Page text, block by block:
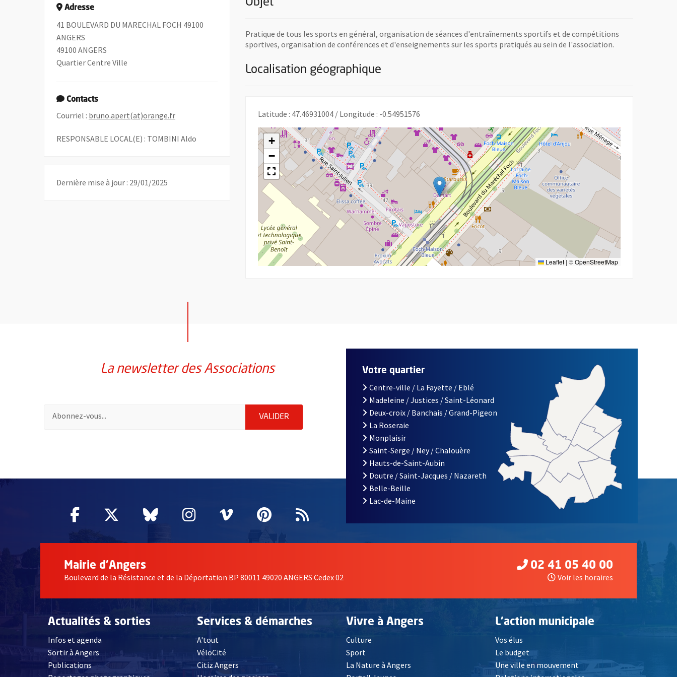
Objet
Pratique de tous les sports en général, organisation de séances d'entraînements sportifs et de compétitions
sportives, organisation de conférences et d'enseignements sur les sports pratiqués au sein de l'association.
Localisation géographique
Latitude : 47.46931004 / Longitude : -0.54951576
+
−
Leaflet | ©OpenStreetMap
Adresse
41 BOULEVARD DU MARECHAL FOCH 49100
ANGERS
49100 ANGERS
Quartier Centre Ville
Contacts
Courriel : bruno.apert(at)orange.fr, Ouvre une nouvelle fenêtre
RESPONSABLE LOCAL(E) : TOMBINI Aldo
Dernière mise à jour : 29/01/2025
La newsletter des Associations
Pour vous inscrire à la lettre d'information des associations de la ville d'Angers, indiquez votre email (champ obligatoire)
VALIDER ENVOYER MA DEMANDE D'INSCRIPTION À LA LETTRE D'INFORMATION DES ASSOCIATIONS DE LA VILLE
Facebook
, Ouvre une nouvelle fenêtre
Twitter
, Ouvre une nouvelle fenêtre
Bluesky
, Ouvre une nouvelle fenêtre
Instagram
, Ouvre une nouvelle fenêtre
Vimeo
, Ouvre une nouvelle fenêtre
Pinterest
, Ouvre une nouvelle fenêtre
Flux RSS
Votre quartier
Centre-ville / La Fayette / Eblé
Madeleine / Justices / Saint-Léonard
Deux-croix / Banchais / Grand-Pigeon
La Roseraie
Monplaisir
Saint-Serge / Ney / Chalouère
Hauts-de-Saint-Aubin
Doutre / Saint-Jacques / Nazareth
Belle-Beille
Lac-de-Maine
Mairie d'Angers
Boulevard de la Résistance et de la Déportation BP 80011 49020 ANGERS Cedex 02
02 41 05 40 00
Voir les horaires
Actualités & sorties
Infos et agenda
Sortir à Angers
Publications
Services & démarches
A'tout
VéloCité
Citiz Angers , Ouvre une nouvelle fenêtre
Vivre à Angers
Culture
Sport
La Nature à Angers
L'action municipale
Vos élus
Le budget
Une ville en mouvement